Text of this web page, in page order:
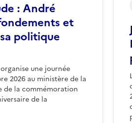
: André
et
politique
une journée
2026 au ministère de la
de la commémoration
de la